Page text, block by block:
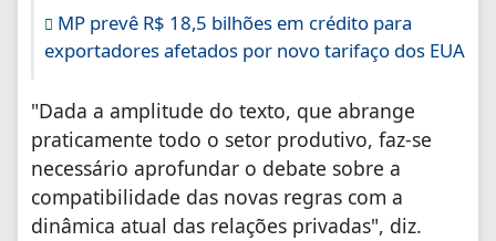
MP prevê R$ 18,5 bilhões em crédito para
exportadores afetados por novo tarifaço dos EUA
"Dada a amplitude do texto, que abrange
praticamente todo o setor produtivo, faz-se
necessário aprofundar o debate sobre a
compatibilidade das novas regras com a
dinâmica atual das relações privadas", diz.